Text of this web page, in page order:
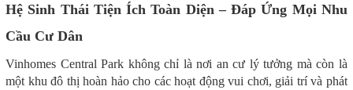
Hệ Sinh Thái Tiện Ích Toàn Diện – Đáp Ứng Mọi Nhu
Cầu Cư Dân
Vinhomes Central Park không chỉ là nơi an cư lý tưởng mà còn là
một khu đô thị hoàn hảo cho các hoạt động vui chơi, giải trí và phát